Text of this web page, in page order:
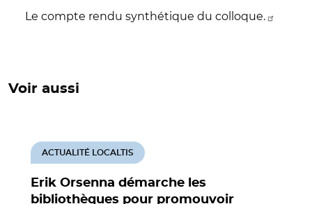
Le compte rendu synthétique du colloque.
Voir aussi
Erik Orsenna démarche les
bibliothèques pour promouvoir
ACTUALITÉ LOCALTIS